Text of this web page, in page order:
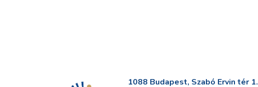
1088 Budapest, Szabó Ervin tér 1.